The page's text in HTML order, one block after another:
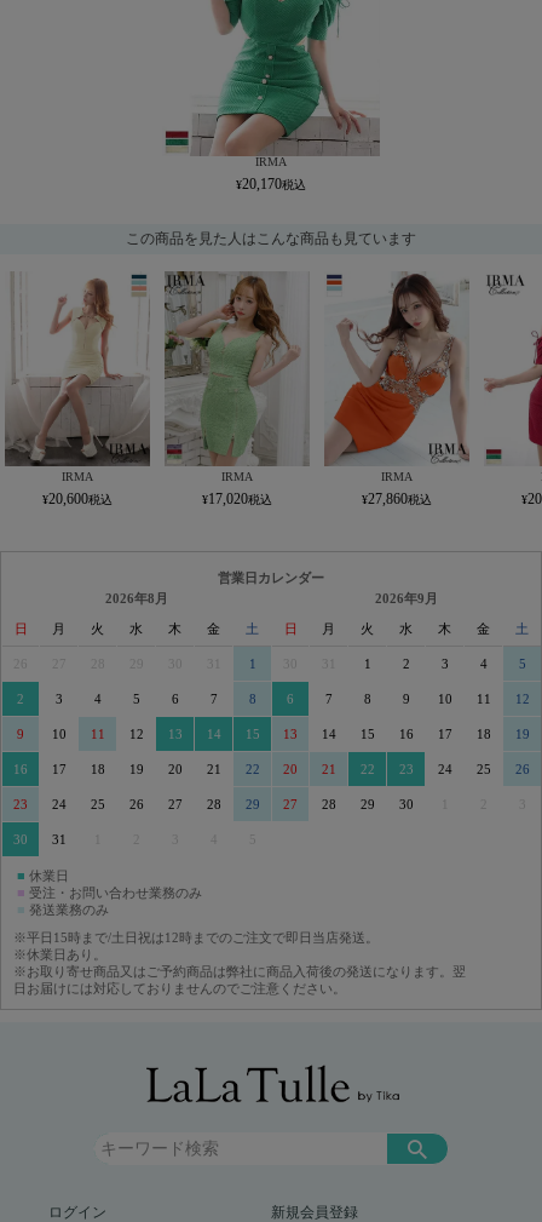
IRMA
20,170
この商品を見た人はこんな商品も見ています
IRMA
20,600
IRMA
17,020
IRMA
27,860
営業日カレンダー
2026年8月
日 月 火 水 木 金 土
29 30 31 1
2 3 4 5 6 7 8
9 10 11 12 13 14 15
16 17 18 19 20 21 22
23 24 25 26 27 28 29
30 31 3 5
2026年9月
日 月 火 水 木 金 土
30 31 1 2 3 4 5
6 7 8 9 10 11 12
13 14 15 16 17 18 19
20 21 22 23 24 25 26
27 28 29 30 3
■ 休業日
■ 受注・お問い合わせ業務のみ
■ 発送業務のみ
※平日15時まで/土日祝は12時までのご注文で即日当店発送。
※休業日あり。
※お取り寄せ商品又はご予約商品は弊社に商品入荷後の発送になります。翌
日お届けには対応しておりませんのでご注意ください。
ログイン 新規会員登録